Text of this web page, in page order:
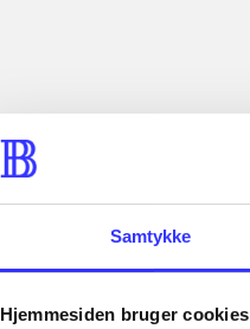
Samtykke
Hjemmesiden bruger cookies